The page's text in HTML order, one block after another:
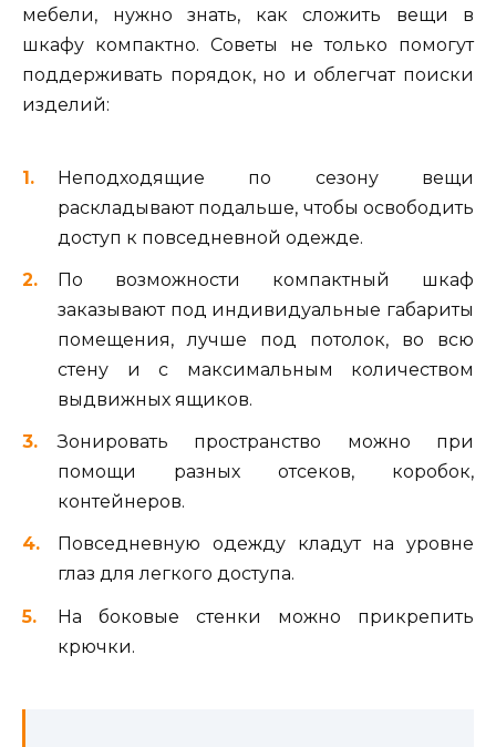
мебели, нужно знать, как сложить вещи в
шкафу компактно. Советы не только помогут
поддерживать порядок, но и облегчат поиски
изделий:
Неподходящие по сезону вещи
раскладывают подальше, чтобы освободить
доступ к повседневной одежде.
По возможности компактный шкаф
заказывают под индивидуальные габариты
помещения, лучше под потолок, во всю
стену и с максимальным количеством
выдвижных ящиков.
Зонировать пространство можно при
помощи разных отсеков, коробок,
контейнеров.
Повседневную одежду кладут на уровне
глаз для легкого доступа.
На боковые стенки можно прикрепить
крючки.